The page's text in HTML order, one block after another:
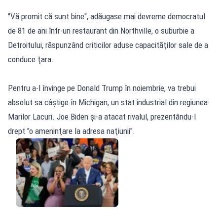
"Vă promit că sunt bine", adăugase mai devreme democratul
de 81 de ani într-un restaurant din Northville, o suburbie a
Detroitului, răspunzând criticilor aduse capacităţilor sale de a
conduce ţara.
Pentru a-l învinge pe Donald Trump în noiembrie, va trebui
absolut sa câştige în Michigan, un stat industrial din regiunea
Marilor Lacuri. Joe Biden şi-a atacat rivalul, prezentându-l
drept "o ameninţare la adresa naţiunii".